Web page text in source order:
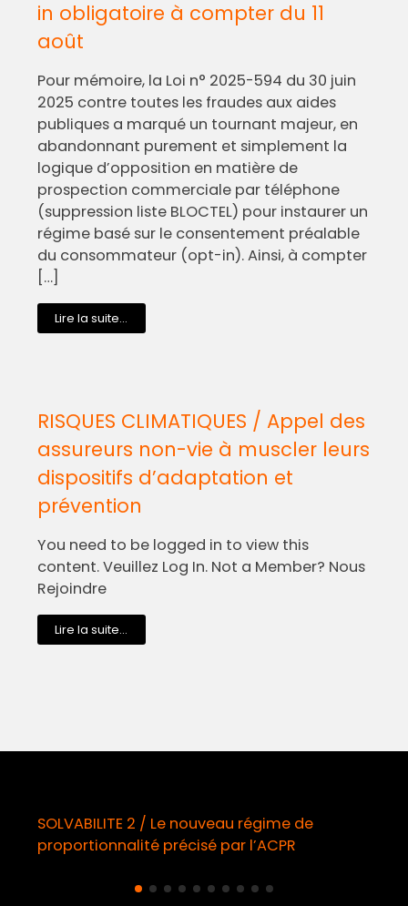
in obligatoire à compter du 11
août
Pour mémoire, la Loi n° 2025-594 du 30 juin
2025 contre toutes les fraudes aux aides
publiques a marqué un tournant majeur, en
abandonnant purement et simplement la
logique d’opposition en matière de
prospection commerciale par téléphone
(suppression liste BLOCTEL) pour instaurer un
régime basé sur le consentement préalable
du consommateur (opt-in). Ainsi, à compter
[…]
Lire la suite...
RISQUES CLIMATIQUES / Appel des
assureurs non-vie à muscler leurs
dispositifs d’adaptation et
prévention
You need to be logged in to view this
content. Veuillez Log In. Not a Member? Nous
Rejoindre
Lire la suite...
SOLVABILITE 2 / Le nouveau régime de
proportionnalité précisé par l’ACPR